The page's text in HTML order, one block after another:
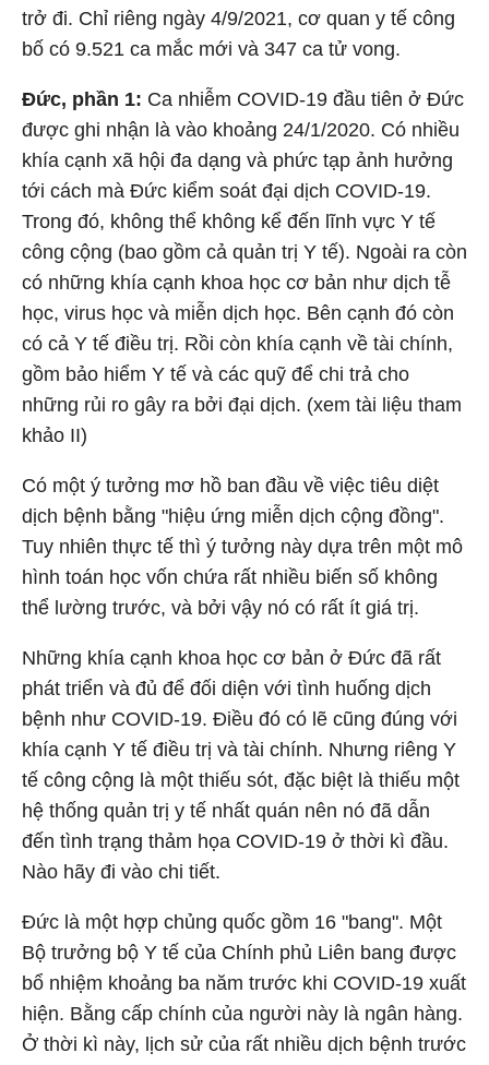
trở đi. Chỉ riêng ngày 4/9/2021, cơ quan y tế công
bố có 9.521 ca mắc mới và 347 ca tử vong.
Đức, phần 1: Ca nhiễm COVID-19 đầu tiên ở Đức
được ghi nhận là vào khoảng 24/1/2020. Có nhiều
khía cạnh xã hội đa dạng và phức tạp ảnh hưởng
tới cách mà Đức kiểm soát đại dịch COVID-19.
Trong đó, không thể không kể đến lĩnh vực Y tế
công cộng (bao gồm cả quản trị Y tế). Ngoài ra còn
có những khía cạnh khoa học cơ bản như dịch tễ
học, virus học và miễn dịch học. Bên cạnh đó còn
có cả Y tế điều trị. Rồi còn khía cạnh về tài chính,
gồm bảo hiểm Y tế và các quỹ để chi trả cho
những rủi ro gây ra bởi đại dịch. (xem tài liệu tham
khảo II)
Có một ý tưởng mơ hồ ban đầu về việc tiêu diệt
dịch bệnh bằng "hiệu ứng miễn dịch cộng đồng".
Tuy nhiên thực tế thì ý tưởng này dựa trên một mô
hình toán học vốn chứa rất nhiều biến số không
thể lường trước, và bởi vậy nó có rất ít giá trị.
Những khía cạnh khoa học cơ bản ở Đức đã rất
phát triển và đủ để đối diện với tình huống dịch
bệnh như COVID-19. Điều đó có lẽ cũng đúng với
khía cạnh Y tế điều trị và tài chính. Nhưng riêng Y
tế công cộng là một thiếu sót, đặc biệt là thiếu một
hệ thống quản trị y tế nhất quán nên nó đã dẫn
đến tình trạng thảm họa COVID-19 ở thời kì đầu.
Nào hãy đi vào chi tiết.
Đức là một hợp chủng quốc gồm 16 "bang". Một
Bộ trưởng bộ Y tế của Chính phủ Liên bang được
bổ nhiệm khoảng ba năm trước khi COVID-19 xuất
hiện. Bằng cấp chính của người này là ngân hàng.
Ở thời kì này, lịch sử của rất nhiều dịch bệnh trước